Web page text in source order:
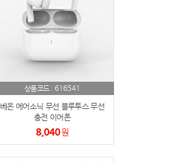
상품코드 : 616541
베온 에어소닉 무선 블루투스 무선
충전 이어폰
8,040원